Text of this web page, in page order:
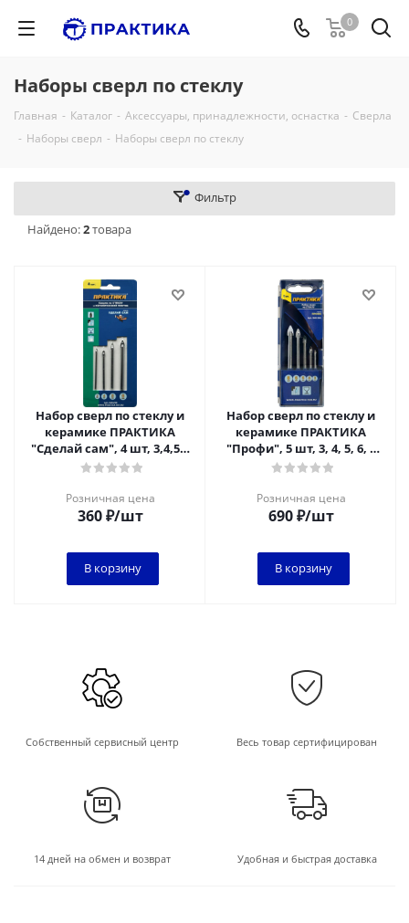
0
Наборы сверл по стеклу
Главная - Каталог - Аксессуары, принадлежности, оснастка - Сверла
- Наборы сверл - Наборы сверл по стеклу
Фильтр
Найдено:2товара
Набор сверл по стеклу и
керамике ПРАКТИКА
"Сделай сам", 4 шт, 3,4,5,6
мм, блистер*
Розничная цена
360₽/шт
В корзину
Набор сверл по стеклу и
керамике ПРАКТИКА
"Профи", 5 шт, 3, 4, 5, 6, 8
мм, ПРО кассета
Розничная цена
690₽/шт
В корзину
Собственный сервисный центр Весь товар сертифицирован
14 дней на обмен и возврат Удобная и быстрая доставка